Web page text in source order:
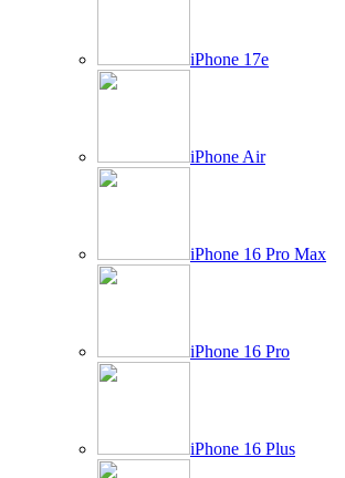
iPhone 17e
iPhone Air
iPhone 16 Pro Max
iPhone 16 Pro
iPhone 16 Plus